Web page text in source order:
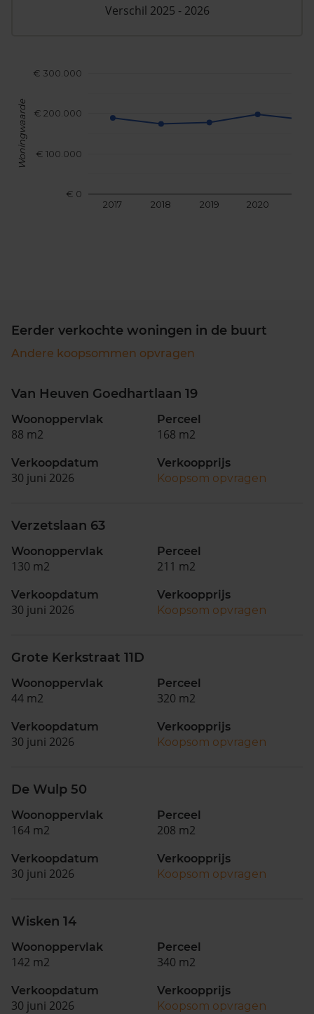
2017 2018 2019 2020
€ 0
€ 100.000
€ 200.000
€ 300.000
Woningwaarde
Verschil 2025 - 2026
Eerder verkochte woningen in de buurt
Andere koopsommen opvragen
Van Heuven Goedhartlaan 19
Woonoppervlak
88 m2
Perceel
168 m2
Verkoopdatum
30 juni 2026
Verkoopprijs
Koopsom opvragen
Verzetslaan 63
Woonoppervlak
130 m2
Perceel
211 m2
Verkoopdatum
30 juni 2026
Verkoopprijs
Koopsom opvragen
Grote Kerkstraat 11D
Woonoppervlak
44 m2
Perceel
320 m2
Verkoopdatum
30 juni 2026
Verkoopprijs
Koopsom opvragen
De Wulp 50
Woonoppervlak
164 m2
Perceel
208 m2
Verkoopdatum
30 juni 2026
Verkoopprijs
Koopsom opvragen
Wisken 14
Woonoppervlak
142 m2
Perceel
340 m2
Verkoopdatum
30 juni 2026
Verkoopprijs
Koopsom opvragen